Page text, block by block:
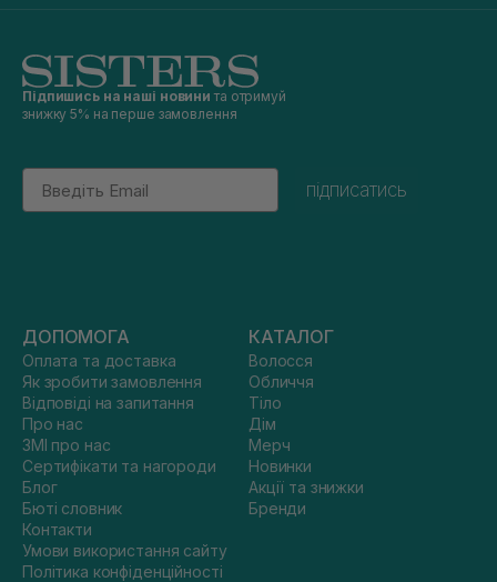
Підпишись на наші новини та отримуй
знижку 5% на перше замовлення
Email
підписатись
ДОПОМОГА
Оплата та доставка
Як зробити замовлення
Відповіді на запитання
Про нас
ЗМІ про нас
Сертифікати та нагороди
Блог
Бюті словник
Контакти
Умови використання сайту
Політика конфіденційності
КАТАЛОГ
Волосся
Обличчя
Тіло
Дім
Мерч
Новинки
Акції та знижки
Бренди